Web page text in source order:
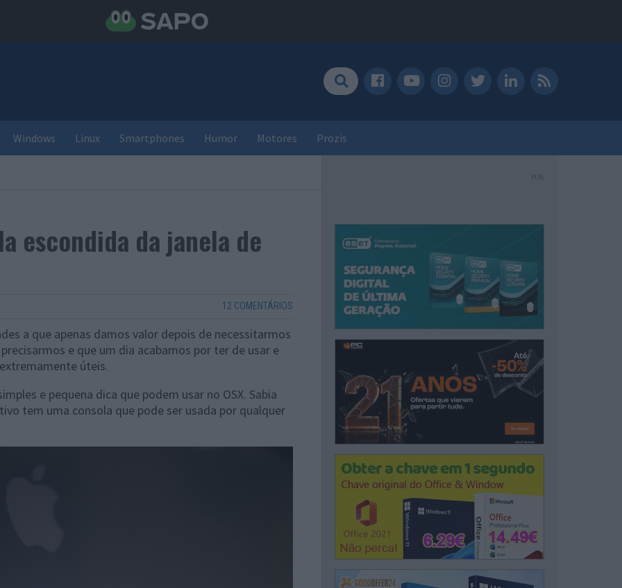
Windows Linux Smartphones Humor Motores Prozis
escondida da janela de
12 COMENTÁRIOS
a que apenas damos valor depois de necessitarmos
e que um dia acabamos por ter de usar e
úteis.
e pequena dica que podem usar no OSX. Sabia
tem uma consola que pode ser usada por qualquer
PUB